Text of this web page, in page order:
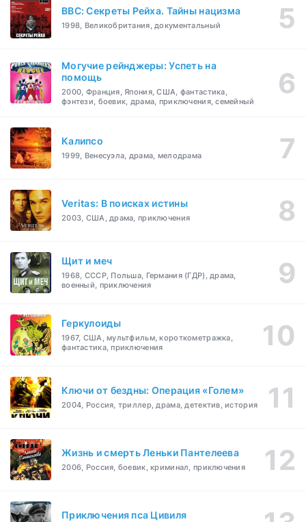
BBC: Секреты Рейха. Тайны нацизма
1998, Великобритания, документальный
Могучие рейнджеры: Успеть на
помощь
2000, Франция, Япония, США, фантастика,
фэнтези, боевик, драма, приключения, семейный
Калипсо
1999, Венесуэла, драма, мелодрама
Veritas: В поисках истины
2003, США, драма, приключения
Щит и меч
1968, СССР, Польша, Германия (ГДР), драма,
военный, приключения
Геркулоиды
1967, США, мультфильм, короткометражка,
фантастика, приключения
Ключи от бездны: Операция «Голем»
2004, Россия, триллер, драма, детектив, история
Жизнь и смерть Леньки Пантелеева
2006, Россия, боевик, криминал, приключения
Приключения пса Цивиля